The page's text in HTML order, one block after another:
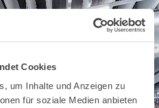
Cookies
um Inhalte und Anzeigen zu
für soziale Medien anbieten